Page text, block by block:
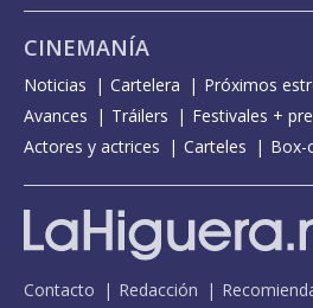
CINEMANÍA
Noticias Cartelera Próximos
Avances
Tráilers
Festivales +
Actores y actrices
Carteles Box-
Contacto Redacción